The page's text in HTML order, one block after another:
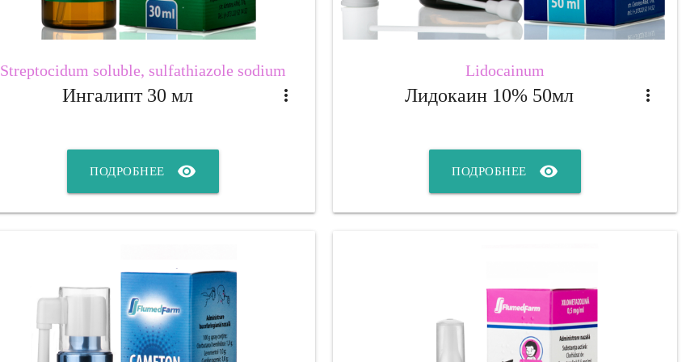
Streptocidum soluble, sulfathiazole sodium
Ингалипт 30 мл more_vert
visibility
ПОДРОБНЕЕ
Lidocainum
Лидокаин 10% 50мл more_vert
visibility
ПОДРОБНЕЕ